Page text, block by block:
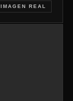
IMAGEN REAL